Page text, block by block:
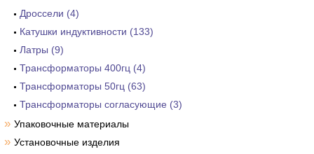
Дроссели (4)
Катушки индуктивности (133)
Латры (9)
Трансформаторы 400гц (4)
Трансформаторы 50гц (63)
Трансформаторы согласующие (3)
» Упаковочные материалы
» Установочные изделия